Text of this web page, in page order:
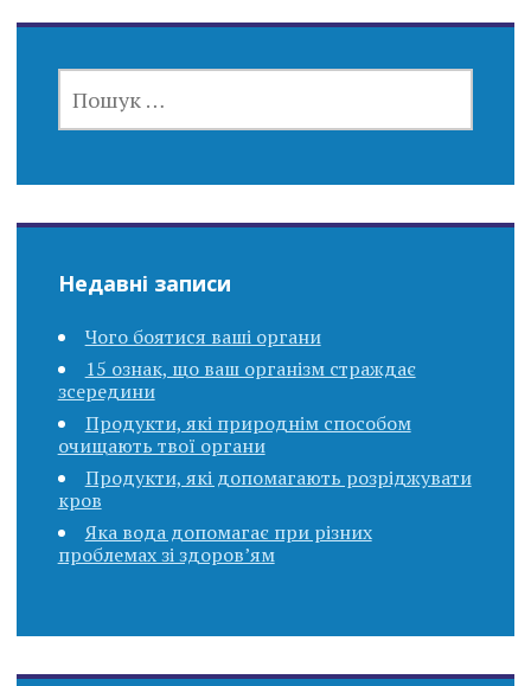
Недавні записи
Чого боятися ваші органи
15 ознак, що ваш організм страждає
зсередини
Продукти, які природнім способом
очищають твої органи
Продукти, які допомагають розріджувати
кров
Яка вода допомагає при різних
проблемах зі здоров’ям